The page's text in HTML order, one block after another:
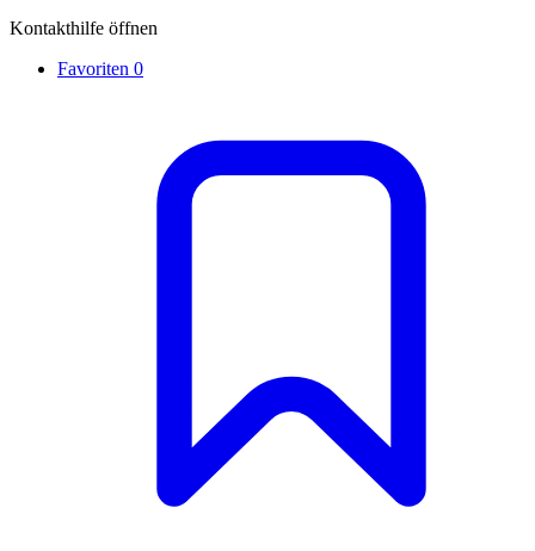
Kontakthilfe öffnen
Favoriten 0